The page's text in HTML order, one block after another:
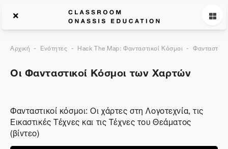
Αρχική Ενότητες Hack The Map: Φανταστικοί Κόσμοι
Οι Φανταστικοί Κόσμοι των Χαρτών
Φανταστικοί κόσμοι: Οι χάρτες στη Λογοτεχνία, τις
Εικαστικές Τέχνες και τις Τέχνες του Θεάματος
(βίντεο)